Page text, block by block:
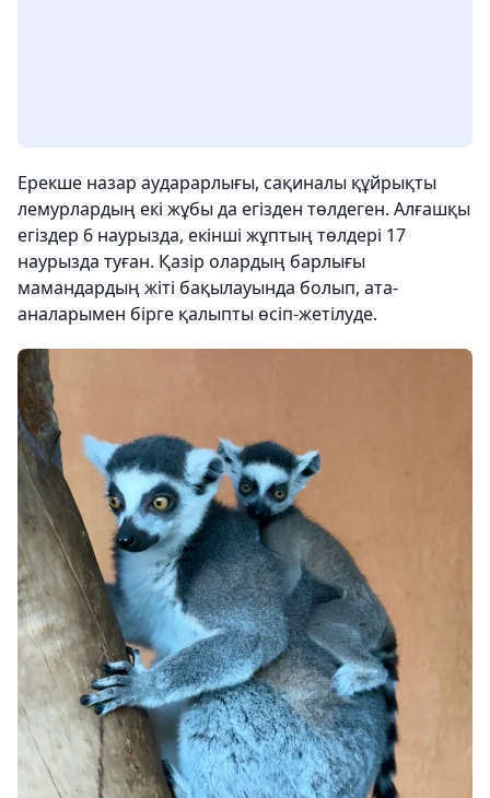
Ерекше назар аударарлығы, сақиналы құйрықты
лемурлардың екі жұбы да егізден төлдеген. Алғашқы
егіздер 6 наурызда, екінші жұптың төлдері 17
наурызда туған. Қазір олардың барлығы
мамандардың жіті бақылауында болып, ата-
аналарымен бірге қалыпты өсіп-жетілуде.